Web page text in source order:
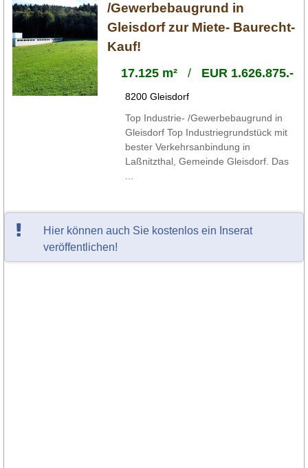
/Gewerbebaugrund in
Gleisdorf zur Miete- Baurecht-
Kauf!
17.125 m²/ EUR 1.626.875.-
8200 Gleisdorf
Top Industrie- /Gewerbebaugrund in
Gleisdorf Top Industriegrundstück mit
bester Verkehrsanbindung in
Laßnitzthal, Gemeinde Gleisdorf. Das
Hier können auch Sie kostenlos ein Inserat
veröffentlichen!